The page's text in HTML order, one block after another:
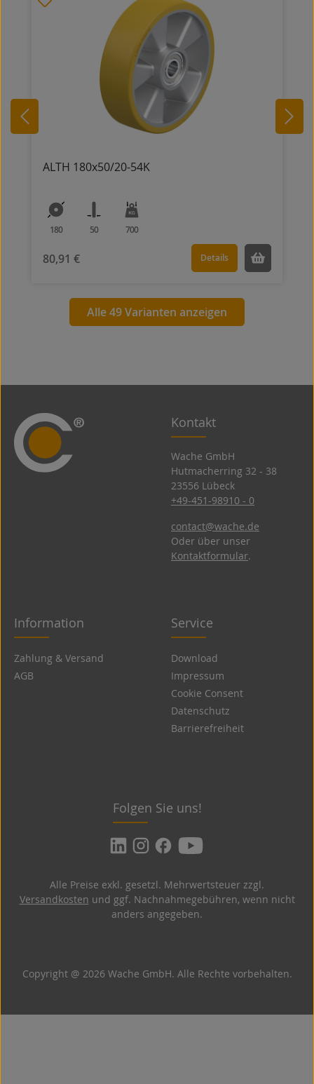
ALTH 180x50/20-54K
180 50 700
80,91 € Details
Alle 49 Varianten anzeigen
Kontakt
Wache GmbH
Hutmacherring 32 ­- 38
23556 Lübeck
+49-451-98910 - 0
contact@wache.de
Oder über unser
Kontaktformular.
Information
Zahlung & Versand
AGB
Service
Download
Impressum
Cookie Consent
Datenschutz
Barrierefreiheit
Folgen Sie uns!
Copyright @ 2026 Wache GmbH. Alle Rechte vorbehalten.
Alle Preise exkl. gesetzl. Mehrwertsteuer zzgl.
Versandkosten und ggf. Nachnahmegebühren, wenn nicht
anders angegeben.